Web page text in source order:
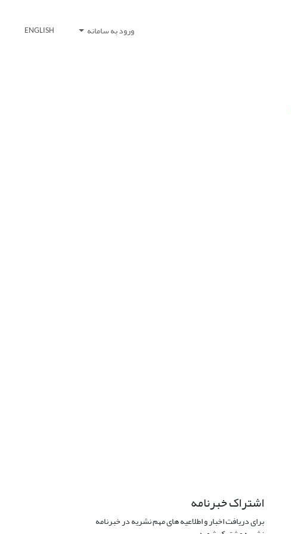
ورود به سامانه ENGLISH
اشتراک خبرنامه
برای دریافت اخبار و اطلاعیه های مهم نشریه در خبرنامه